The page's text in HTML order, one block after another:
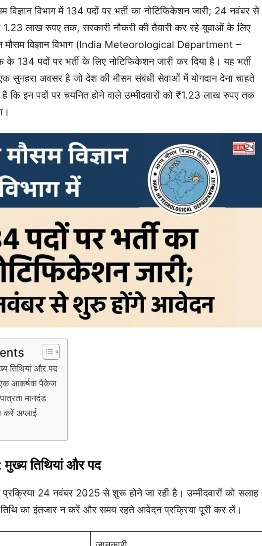
विभाग में 134 पदों पर भर्ती का नोटिफिकेशन जारी; 24 नवंबर से
लाख रुपए तक, सरकारी नौकरी की तैयारी कर रहे युवाओं के लिए
मौसम विज्ञान विभाग (India Meteorological Department –
134 पदों पर भर्ती के लिए नोटिफिकेशन जारी कर दिया है। यह भर्ती
सुनहरा अवसर है जो देश की मौसम संबंधी सेवाओं में योगदान देना चाहते
कि इन पदों पर चयनित होने वाले उम्मीदवारों को ₹1.23 लाख रुपए तक
तिथियां और पद
आकर्षक पैकेज
मानदंड
अप्लाई
मुख्य तिथियां और पद
24 नवंबर 2025 से शुरू होने जा रही है। उम्मीदवारों को सलाह
तिथि का इंतजार न करें और समय रहते आवेदन प्रक्रिया पूरी कर लें।